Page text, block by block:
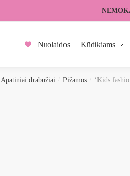
Nuolaidos Kūdikiams
Apatiniai drabužiai Pižamos ‘Kids